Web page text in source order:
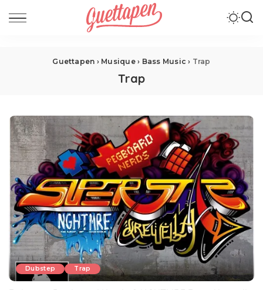
Guettapen › Musique› Bass Music › Trap
Trap
Dubstep Trap